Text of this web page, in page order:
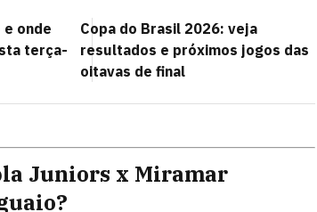
onde
terça-
Copa do Brasil 2026: veja
resultados e próximos jogos das
oitavas de final
Juniors x Miramar